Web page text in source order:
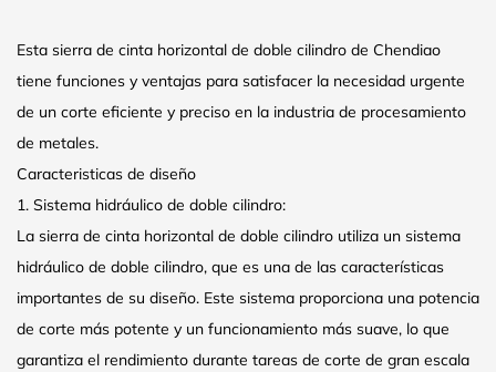
Esta sierra de cinta horizontal de doble cilindro de Chendiao
tiene funciones y ventajas para satisfacer la necesidad urgente
de un corte eficiente y preciso en la industria de procesamiento
de metales.
Caracteristicas de diseño
1. Sistema hidráulico de doble cilindro:
La sierra de cinta horizontal de doble cilindro utiliza un sistema
hidráulico de doble cilindro, que es una de las características
importantes de su diseño. Este sistema proporciona una potencia
de corte más potente y un funcionamiento más suave, lo que
garantiza el rendimiento durante tareas de corte de gran escala